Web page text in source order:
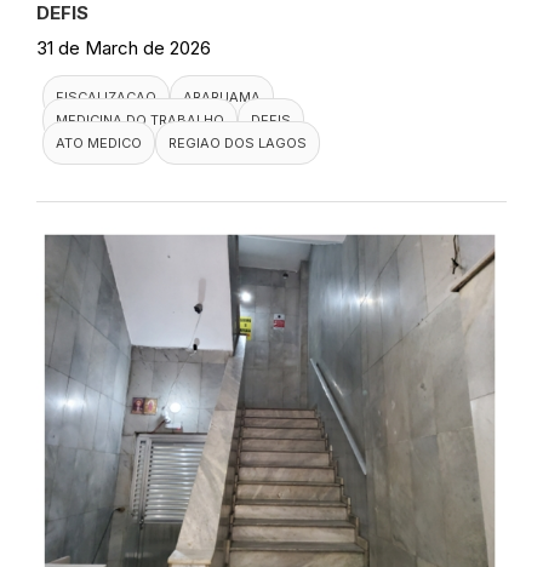
DEFIS
31 de March de 2026
FISCALIZACAO
ARARUAMA
MEDICINA DO TRABALHO
DEFIS
ATO MEDICO
REGIAO DOS LAGOS